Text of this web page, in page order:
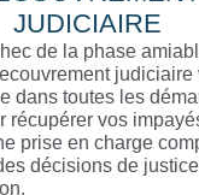
Ne laissez pas les
obstacle à votre
recouvrement
récupérer vos créances
l’aide de notre réseau
partenaires locaux.